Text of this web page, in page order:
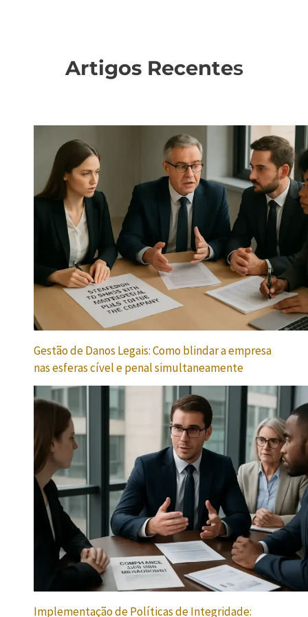
Artigos Recentes
Gestão de Danos Legais: Como blindar a empresa
nas esferas cível e penal simultaneamente
Implementação de Políticas de Integridade: